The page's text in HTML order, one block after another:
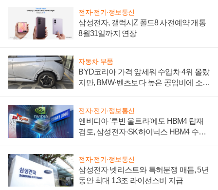
전자·전기·정보통신
삼성전자, 갤럭시Z 폴드8 사전예약 개통
8월31일까지 연장
자동차·부품
BYD코리아 가격 앞세워 수입차 4위 올랐
지만, BMW·벤츠보다 높은 공임비에 소비
전자·전기·정보통신
엔비디아 '루빈 울트라'에도 HBM4 탑재
검토, 삼성전자·SK하이닉스 HBM4 수율
전자·전기·정보통신
삼성전자 넷리스트와 특허분쟁 매듭, 5년
동안 최대 1.3조 라이선스비 지급